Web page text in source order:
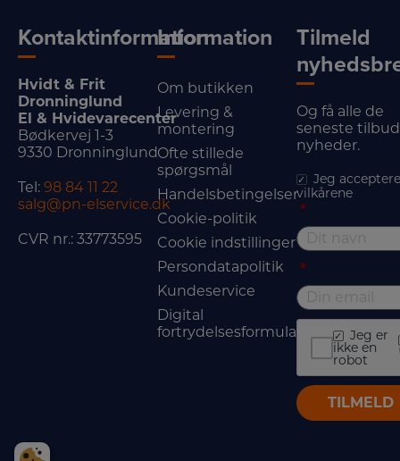
Kontaktinformation
Hvidt & Frit
Dronninglund
El & Hvidevarecenter
Bødkervej 1-3
9330 Dronninglund
Tel: 98 84 11 22
salg@pn-elservice.dk
CVR nr.: 33773595
Information
Om butikken
Levering &
montering
Ofte stillede
spørgsmål
Handelsbetingelser
Cookie-politik
Cookie indstillinger
Persondatapolitik
Kundeservice
Digital
fortrydelsesformular
Tilmeld
Og få alle de
seneste
nyheder.
Jeg
vilkårene
*
*
Jeg er
ikke en
robot